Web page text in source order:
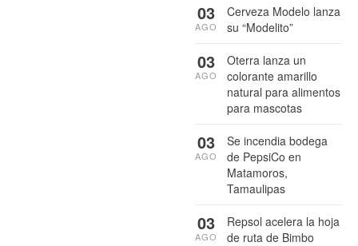
Cerveza Modelo lanza
su “Modelito”
03
AGO
Oterra lanza un
colorante amarillo
natural para alimentos
para mascotas
03
AGO
Se incendia bodega
de PepsiCo en
Matamoros,
Tamaulipas
03
AGO
Repsol acelera la hoja
de ruta de Bimbo
03
AGO